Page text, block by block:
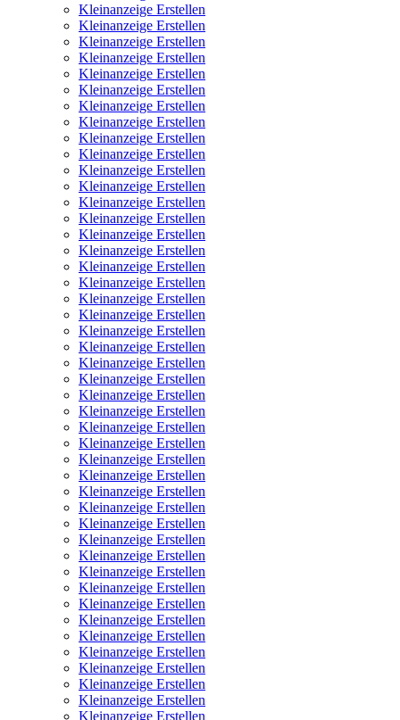
Kleinanzeige Erstellen
Kleinanzeige Erstellen
Kleinanzeige Erstellen
Kleinanzeige Erstellen
Kleinanzeige Erstellen
Kleinanzeige Erstellen
Kleinanzeige Erstellen
Kleinanzeige Erstellen
Kleinanzeige Erstellen
Kleinanzeige Erstellen
Kleinanzeige Erstellen
Kleinanzeige Erstellen
Kleinanzeige Erstellen
Kleinanzeige Erstellen
Kleinanzeige Erstellen
Kleinanzeige Erstellen
Kleinanzeige Erstellen
Kleinanzeige Erstellen
Kleinanzeige Erstellen
Kleinanzeige Erstellen
Kleinanzeige Erstellen
Kleinanzeige Erstellen
Kleinanzeige Erstellen
Kleinanzeige Erstellen
Kleinanzeige Erstellen
Kleinanzeige Erstellen
Kleinanzeige Erstellen
Kleinanzeige Erstellen
Kleinanzeige Erstellen
Kleinanzeige Erstellen
Kleinanzeige Erstellen
Kleinanzeige Erstellen
Kleinanzeige Erstellen
Kleinanzeige Erstellen
Kleinanzeige Erstellen
Kleinanzeige Erstellen
Kleinanzeige Erstellen
Kleinanzeige Erstellen
Kleinanzeige Erstellen
Kleinanzeige Erstellen
Kleinanzeige Erstellen
Kleinanzeige Erstellen
Kleinanzeige Erstellen
Kleinanzeige Erstellen
Kleinanzeige Erstellen